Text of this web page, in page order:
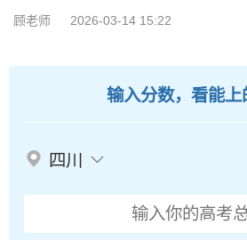
顾老师 2026-03-14 15:22
输入分数，看能上
四川